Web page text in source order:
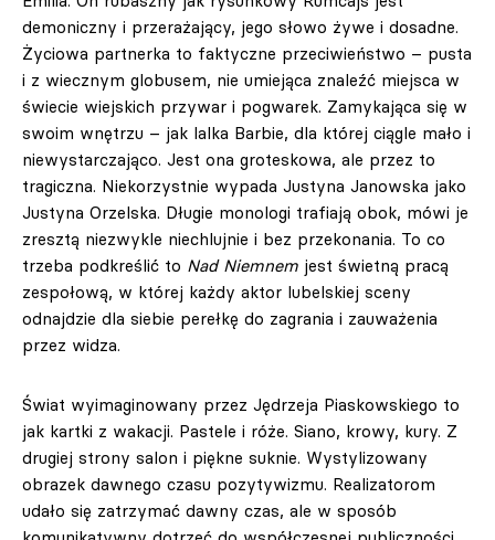
demoniczny i przerażający, jego słowo żywe i dosadne.
Życiowa partnerka to faktyczne przeciwieństwo – pusta
i z wiecznym globusem, nie umiejąca znaleźć miejsca w
świecie wiejskich przywar i pogwarek. Zamykająca się w
swoim wnętrzu – jak lalka Barbie, dla której ciągle mało i
niewystarczająco. Jest ona groteskowa, ale przez to
tragiczna. Niekorzystnie wypada Justyna Janowska jako
Justyna Orzelska. Długie monologi trafiają obok, mówi je
zresztą niezwykle niechlujnie i bez przekonania. To co
trzeba podkreślić to Nad Niemnem jest świetną pracą
zespołową, w której każdy aktor lubelskiej sceny
odnajdzie dla siebie perełkę do zagrania i zauważenia
przez widza.
Świat wyimaginowany przez Jędrzeja Piaskowskiego to
jak kartki z wakacji. Pastele i róże. Siano, krowy, kury. Z
drugiej strony salon i piękne suknie. Wystylizowany
obrazek dawnego czasu pozytywizmu. Realizatorom
udało się zatrzymać dawny czas, ale w sposób